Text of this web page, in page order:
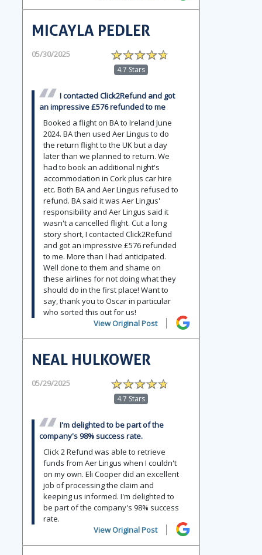
MICAYLA PEDLER
05/30/2025
4.7 Stars
I contacted Click2Refund and got
an impressive £576 refunded to me
Booked a flight on BA to Ireland June
2024. BA then used Aer Lingus to do
the return flight to the UK but a day
later than we planned to return. We
had to book an additional night's
accommodation in Cork plus car hire
etc. Both BA and Aer Lingus refused to
refund. BA said it was Aer Lingus'
responsibility and Aer Lingus said it
wasn't a cancelled flight. Cut a long
story short, I contacted Click2Refund
and got an impressive £576 refunded
to me. More than I had anticipated.
Well done to them and shame on
these airlines for not doing what they
should do in the first place! Want to
say, thank you to Oscar in particular
who sorted this out for us!
View Original Post
NEAL HULKOWER
05/29/2025
4.7 Stars
I'm delighted to be part of the
company's 98% success rate.
Click 2 Refund was able to retrieve
funds from Aer Lingus when I couldn't
on my own. Eli Cooper did an excellent
job of processing the claim and
keeping us informed. I'm delighted to
be part of the company's 98% success
rate.
View Original Post